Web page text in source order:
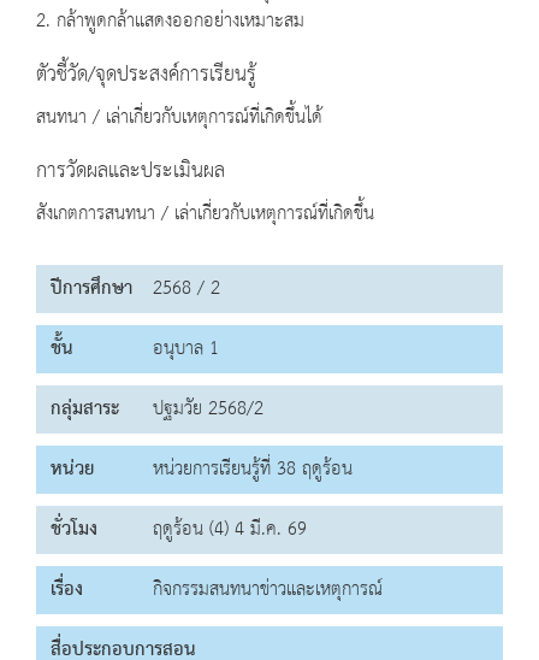
2. กล้าพูดกล้าแสดงออกอย่างเหมาะสม
ตัวชี้วัด/จุดประสงค์การเรียนรู้
สนทนา / เล่าเกี่ยวกับเหตุการณ์ที่เกิดขึ้นได้
การวัดผลและประเมินผล
สังเกตการสนทนา / เล่าเกี่ยวกับเหตุการณ์ที่เกิดขึ้น
ปีการศึกษา 2568 / 2
ชั้น
อนุบาล 1
กลุ่มสาระ
ปฐมวัย 2568/2
หน่วย
หน่วยการเรียนรู้ที่ 38 ฤดูร้อน
ชั่วโมง
ฤดูร้อน (4) 4 มี.ค. 69
เรื่อง
กิจกรรมสนทนาข่าวและเหตุการณ์
สื่อประกอบการสอน